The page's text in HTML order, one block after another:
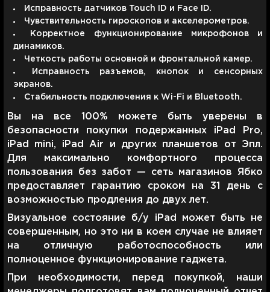
Исправность датчиков Touch ID и Face ID.
Чувствительность гироскопов и акселерометров.
Корректное функционирование микрофонов и
динамиков.
Четкость работы основной и фронтальной камер.
Исправность разъемов, кнопок и сенсорных
экранов.
Стабильность подключения к Wi-Fi и Bluetooth.
Вы на все 100% можете быть уверены в
безопасности покупки подержанных iPad Pro,
iPad mini, iPad Air и других планшетов от Эпл.
Для максимально комфортного процесса
пользования без забот — сеть магазинов Ябко
предоставляет гарантию сроком на 31 день с
возможностью продления до двух лет.
Визуальное состояние б/у iPad может быть не
совершенным, но это ни в коем случае не влияет
на отличную работоспособность или
полноценное функционирование гаджета.
При необходимости, перед покупкой, наши